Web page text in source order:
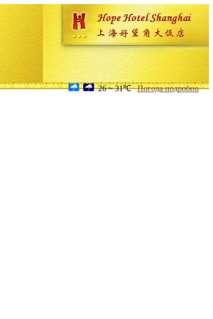
26 ~ 31℃ Погода подробно